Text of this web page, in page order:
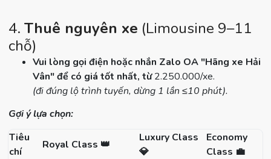
4. Thuê nguyên xe (Limousine 9–11
chỗ)
Vui lòng gọi điện hoặc nhắn Zalo OA "Hãng xe Hải
Vân" để có giá tốt nhất, từ2.250.000/xe.
(đi đúng lộ trình tuyến, dừng 1 lần ≤10 phút).
Gợi ý lựa chọn:
Tiêu
chí
Royal Class 👑
Luxury Class
💎
Economy
Class 💼